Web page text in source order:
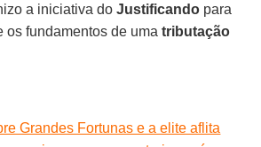
a iniciativa doJustificando para
os fundamentos de umatributação
Grandes Fortunas e a elite aflita